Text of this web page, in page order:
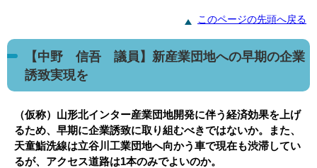
このページの先頭へ戻る
【中野 信吾 議員】新産業団地への早期の企業
誘致実現を
（仮称）山形北インター産業団地開発に伴う経済効果を上げ
るため、早期に企業誘致に取り組むべきではないか。また、
天童鮨洗線は立谷川工業団地へ向かう車で現在も渋滞してい
るが、アクセス道路は1本のみでよいのか。